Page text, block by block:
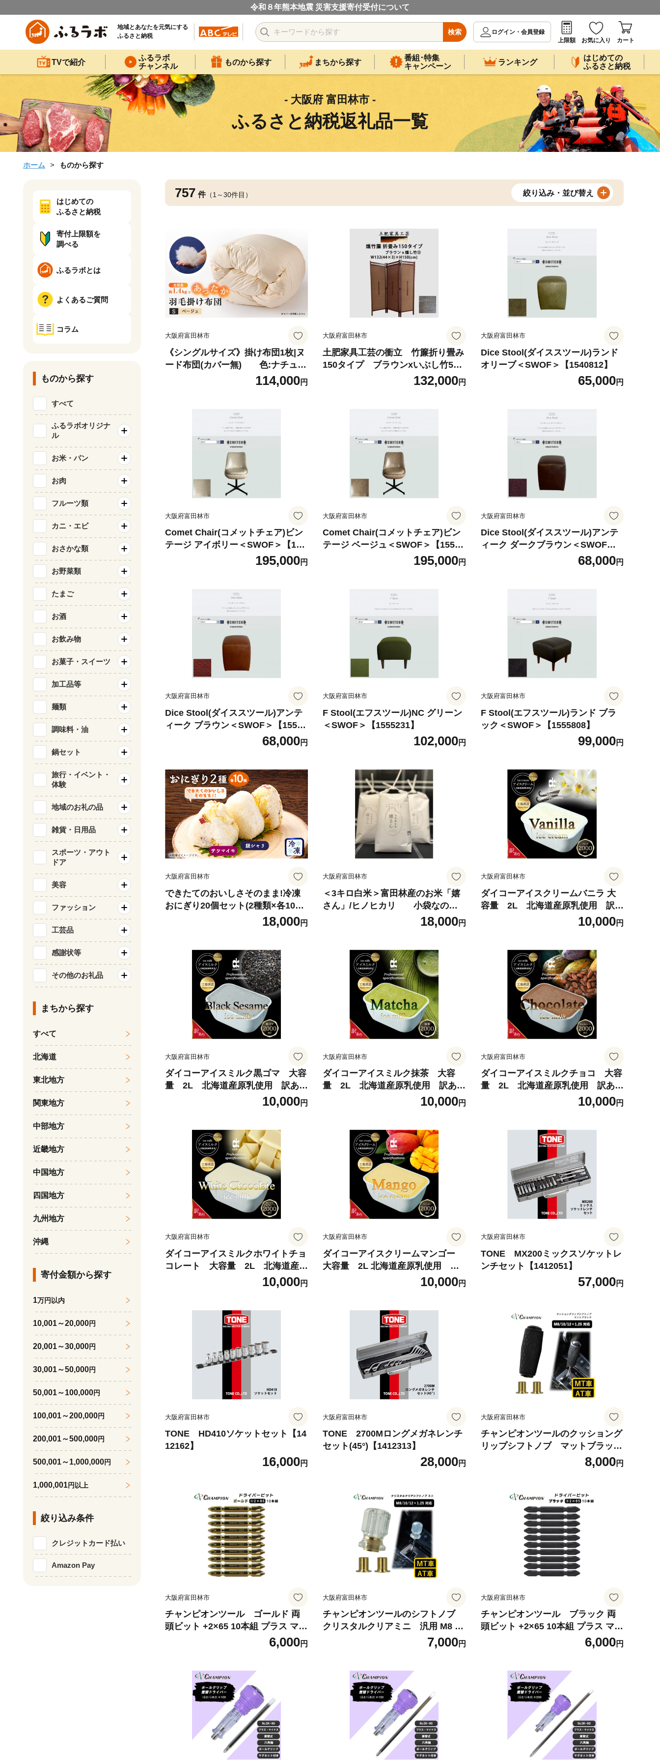
令和８年熊本地震 災害支援寄付受付について
地域とあなたを元気にする
ふるさと納税
検索
ログイン・会員登録
上限額
お気に入り カート
TVで紹介
ふるラボ
チャンネル
ものから探す まちから探す
番組･特集
キャンペーン
ランキング
はじめての
ふるさと納税
- 大阪府 富田林市 -
ふるさと納税返礼品一覧
ホーム ものから探す
757 件（1～30件目） 絞り込み・並び替え
大阪府富田林市
《シングルサイズ》掛け布団1枚|ヌ
ード布団(カバー無) 色:ナチュラ
ル(ベージュ)【1693623】114,000円
大阪府富田林市
土肥家具工芸の衝立 竹簾折り畳み
150タイプ ブラウンxいぶし竹5
折りたたみ式のパーテーション【17
132,000円
大阪府富田林市
Dice Stool(ダイススツール)ランド
オリーブ＜SWOF＞【1540812】
65,000円
大阪府富田林市
Comet Chair(コメットチェア)ビン
テージ アイボリー＜SWOF＞【155
195,000円
大阪府富田林市
Comet Chair(コメットチェア)ビン
テージ ベージュ＜SWOF＞【15506
195,000円
大阪府富田林市
Dice Stool(ダイススツール)アンテ
ィーク ダークブラウン＜SWOF＞
68,000円
大阪府富田林市
Dice Stool(ダイススツール)アンテ
ィーク ブラウン＜SWOF＞【15537
68,000円
大阪府富田林市
F Stool(エフスツール)NC グリーン
＜SWOF＞【1555231】
102,000円
大阪府富田林市
F Stool(エフスツール)ランド ブラ
ック＜SWOF＞【1555808】
99,000円
大阪府富田林市
できたてのおいしさそのまま!冷凍
おにぎり20個セット(2種類×各10個)
18,000円
大阪府富田林市
＜3キロ白米＞富田林産のお米「嬉
さん」/ヒノヒカリ 小袋なので
お裾分け、プレゼント、保管も便利
18,000円
大阪府富田林市
ダイコーアイスクリームバニラ 大
容量 2L 北海道産原乳使用 訳あ
り_アイス アイスクリーム バニラ
訳あり スイーツ 冷凍 美味しい 人気
10,000円
大阪府富田林市
ダイコーアイスミルク黒ゴマ 大容
量 2L 北海道産原乳使用 訳あり
_アイス アイスクリーム 黒ごま ゴ
マ 訳あり スイーツ 冷凍 美味しい
10,000円
大阪府富田林市
ダイコーアイスミルク抹茶 大容
量 2L 北海道産原乳使用 訳あり
_アイス アイスクリーム 抹茶 訳あ
り スイーツ 冷凍 美味しい 人気【1
10,000円
大阪府富田林市
ダイコーアイスミルクチョコ 大容
量 2L 北海道産原乳使用 訳あり
_アイス アイスクリーム チョコ チ
ョコレート 訳あり スイーツ 冷凍 美
10,000円
大阪府富田林市
ダイコーアイスミルクホワイトチョ
コレート 大容量 2L 北海道産原
乳使用 訳あり_アイス アイスクリ
ーム ホワイトチョコ 訳あり スイー
10,000円
大阪府富田林市
ダイコーアイスクリームマンゴー
大容量 2L 北海道産原乳使用 訳
あり_アイス アイスクリーム マンゴ
ー 訳あり スイーツ 冷凍 美味しい
10,000円
大阪府富田林市
TONE MX200ミックスソケットレ
ンチセット【1412051】
57,000円
大阪府富田林市
TONE HD410ソケットセット【14
12162】
16,000円
大阪府富田林市
TONE 2700Mロングメガネレンチ
セット(45°)【1412313】
28,000円
大阪府富田林市
チャンピオンツールのクッショング
リップシフトノブ マットブラック
汎用 M8 M10 M12【1588075】
8,000円
大阪府富田林市
チャンピオンツール ゴールド 両
頭ビット +2×65 10本組 プラス マグ
6,000円
大阪府富田林市
チャンピオンツールのシフトノブ
クリスタルクリアミニ 汎用 M8 M
7,000円
大阪府富田林市
チャンピオンツール ブラック 両
頭ビット +2×65 10本組 プラス マグ
6,000円
はじめての
ふるさと納税
寄付上限額を
調べる
ふるラボとは
よくあるご質問
コラム
ものから探す
すべて
ふるラボオリジナ
ル
お米・パン
お肉
フルーツ類
カニ・エビ
おさかな類
お野菜類
たまご
お酒
お飲み物
お菓子・スイーツ
加工品等
麺類
調味料・油
鍋セット
旅行・イベント・
体験
地域のお礼の品
雑貨・日用品
スポーツ・アウト
ドア
美容
ファッション
工芸品
感謝状等
その他のお礼品
まちから探す
すべて
北海道
東北地方
関東地方
中部地方
近畿地方
中国地方
四国地方
九州地方
沖縄
寄付金額から探す
1万円以内
10,001～20,000円
20,001～30,000円
30,001～50,000円
50,001～100,000円
100,001～200,000円
200,001～500,000円
500,001～1,000,000円
1,000,001円以上
絞り込み条件
クレジットカード払い
Amazon Pay